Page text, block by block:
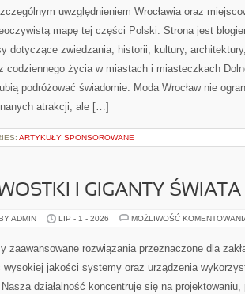
uwzględnieniem Wrocławia oraz
mapę tej części Polski. Strona jest
dotyczące zwiedzania, historii, kultury,
codziennego życia w miastach i miasteczkach
podróżować świadomie. Moda Wrocław nie
atrakcji, ale […]
ARTYKUŁY SPONSOROWANE
I GIGANTY ŚWIATA
ADMIN LIP - 1 - 2026 MOŻLIWOŚĆ
zaawansowane rozwiązania przeznaczone dla
wysokiej jakości systemy oraz urządzenia
działalność koncentruje się na